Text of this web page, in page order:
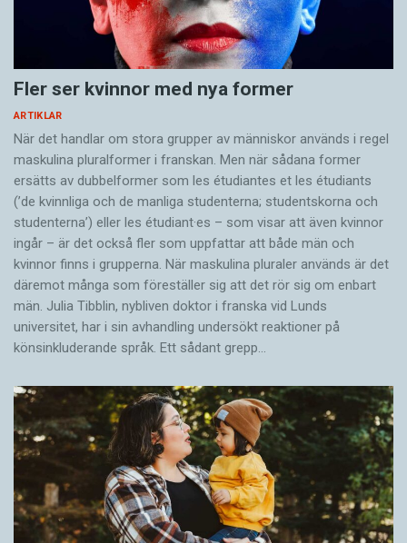
Fler ser kvinnor med nya former
ARTIKLAR
När det handlar om stora grupper av människor används i regel
maskulina pluralformer i franskan. Men när sådana ­former
ersätts av dubbel­former som les étudiantes et les étudiants
(’de kvinnliga och de manliga studenterna; studentskorna och
studenterna’) eller les étudiant·es – som visar att även kvinnor
ingår – är det också fler som uppfattar att både män och
kvinnor finns i grupperna. När maskulina pluraler används är det
där­emot många som föreställer sig att det rör sig om enbart
män. Julia Tibblin, nybliven doktor i franska vid Lunds
universitet, har i sin avhandling undersökt reaktioner på
könsinkluderande språk. Ett sådant grepp…